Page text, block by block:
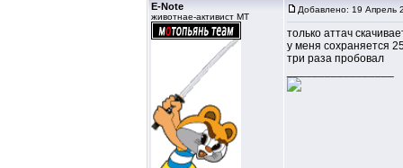
E-Note
животнае-активист MT
Добавлено: 19 Апрель
только аттач
у меня сохраняется
три раза пробовал